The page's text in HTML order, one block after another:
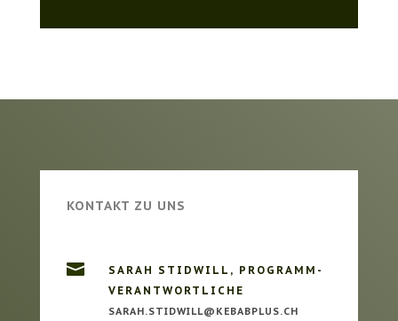
KONTAKT ZU UNS

SARAH STIDWILL, PROGRAMM­
VERANTWORTLICHE
SARAH.STIDWILL@­KEBABPLUS.CH